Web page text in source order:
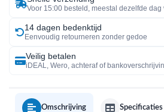
Voor 15:00 besteld, meestal dezelfde dag
14 dagen bedenktijd
Eenvoudig retourneren zonder gedoe
Veilig betalen
iDEAL, Wero, achteraf of
Omschrijving Specificaties